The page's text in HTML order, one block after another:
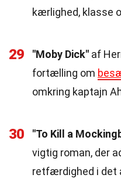
kærlighed, klasse
29 "Moby Dick" af
fortælling om
omkring kaptajn
30 "To Kill a
vigtig roman, der
retfærdighed i det